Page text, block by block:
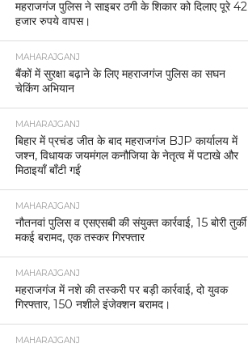
महराजगंज पुलिस ने साइबर ठगी के शिकार को दिलाए पूरे 42
हजार रुपये वापस।
MAHARAJGANJ
बैंकों में सुरक्षा बढ़ाने के लिए महराजगंज पुलिस का सघन
चेकिंग अभियान
MAHARAJGANJ
बिहार में प्रचंड जीत के बाद महराजगंज BJP कार्यालय में
जश्न, विधायक जयमंगल कनौजिया के नेतृत्व में पटाखे और
मिठाइयाँ बाँटी गईं
MAHARAJGANJ
नौतनवां पुलिस व एसएसबी की संयुक्त कार्रवाई, 15 बोरी तुर्की
मकई बरामद, एक तस्कर गिरफ्तार
MAHARAJGANJ
महराजगंज में नशे की तस्करी पर बड़ी कार्रवाई, दो युवक
गिरफ्तार, 150 नशीले इंजेक्शन बरामद।
MAHARAJGANJ